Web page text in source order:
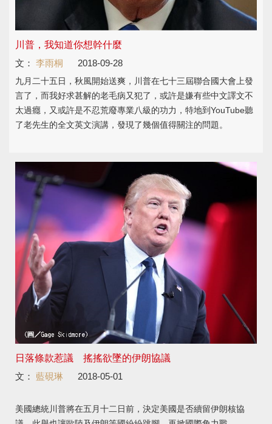
川普，我知道你想幹什麼
文： 李雨桐 2018-09-28
九月二十五日，秋風開始送爽，川普在七十三屆聯合國大會上發
言了，而我好求甚解的老毛病又犯了，或許是嫌有些中文譯文不
太過癮，又或許是不忍荒廢專業八級的功力，特地到YouTube聽
了老先生的全文英文演講，發現了幾個值得關注的問題。
日落條款惹議 搖搖欲墜的伊朗協議
文： 藍硯琳 2018-05-01
美國總統川普將在五月十二日前，決定美國是否續留伊朗核協